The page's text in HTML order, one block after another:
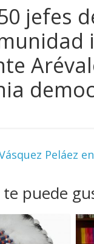
jefes
Peláez
puede